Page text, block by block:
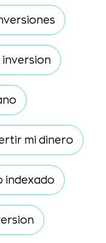
mi dinero
indexado